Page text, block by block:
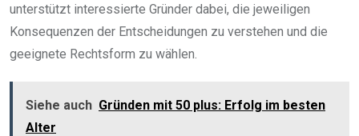
unterstützt interessierte Gründer dabei, die jeweiligen
Konsequenzen der Entscheidungen zu verstehen und die
geeignete Rechtsform zu wählen.
Siehe auch Gründen mit 50 plus: Erfolg im besten
Alter